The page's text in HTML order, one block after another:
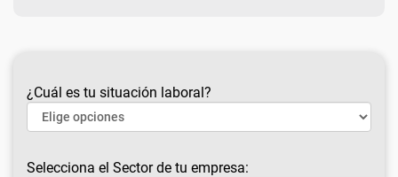
¿Cuál es tu situación laboral?
Selecciona el Sector de tu empresa: